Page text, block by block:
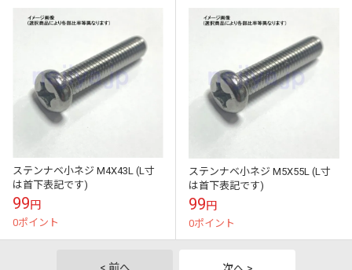
ステンナベ小ネジ M4X43L (L寸
は首下表記です)
99円
0ポイント
ステンナベ小ネジ M5X55L (L寸
は首下表記です)
99円
0ポイント